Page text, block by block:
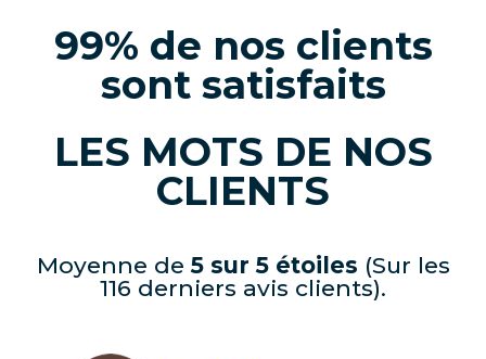
99% de nos clients
sont satisfaits
LES MOTS DE NOS
CLIENTS
Moyenne de5 sur 5 étoiles (Sur les
116 derniers avis clients).